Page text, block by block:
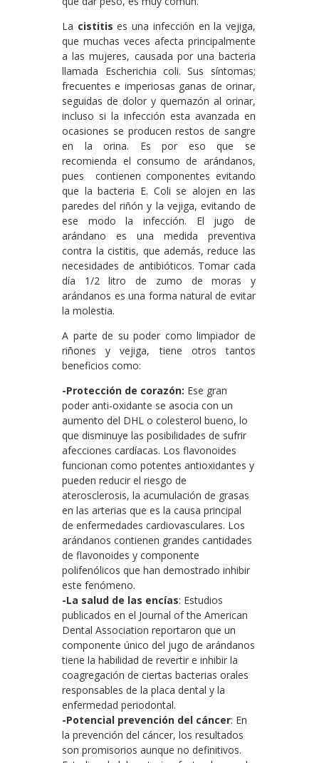
La cistitis es una infección en la vejiga,
que muchas veces afecta principalmente
a las mujeres, causada por una bacteria
llamada Escherichia coli. Sus síntomas;
frecuentes e imperiosas ganas de orinar,
seguidas de dolor y quemazón al orinar,
incluso si la infección esta avanzada en
ocasiones se producen restos de sangre
en la orina. Es por eso que se
recomienda el consumo de arándanos,
pues contienen componentes evitando
que la bacteria E. Coli se alojen en las
paredes del riñón y la vejiga, evitando de
ese modo la infección. El jugo de
arándano es una medida preventiva
contra la cistitis, que además, reduce las
necesidades de antibióticos. Tomar cada
día 1/2 litro de zumo de moras y
arándanos es una forma natural de evitar
la molestia.
A parte de su poder como limpiador de
riñones y vejiga, tiene otros tantos
beneficios como:
-Protección de corazón: Ese gran
poder anti-oxidante se asocia con un
aumento del DHL o colesterol bueno, lo
que disminuye las posibilidades de sufrir
afecciones cardíacas. Los flavonoides
funcionan como potentes antioxidantes y
pueden reducir el riesgo de
aterosclerosis, la acumulación de grasas
en las arterias que es la causa principal
de enfermedades cardiovasculares. Los
arándanos contienen grandes cantidades
de flavonoides y componente
polifenólicos que han demostrado inhibir
este fenómeno.
-La salud de las encías: Estudios
publicados en el Journal of the American
Dental Association reportaron que un
componente único del jugo de arándanos
tiene la habilidad de revertir e inhibir la
coagregación de ciertas bacterias orales
responsables de la placa dental y la
enfermedad periodontal.
-Potencial prevención del cáncer: En
la prevención del cáncer, los resultados
son promisorios aunque no definitivos.